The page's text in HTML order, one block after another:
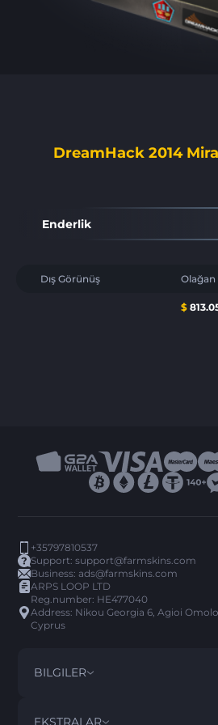
DreamHack 2014
Enderlik
Dış Görünüş Olağan
$
+35797810537
Support:support@farmskins.com
Business:ads@farmskins.com
ARPS LOOP LTD
Reg.number: HE477040
Address: Nikou Georgia 6, Agioi
Cyprus
BILGILER
ŞARTLAR VE KOŞULLAR
EKSTRALAR